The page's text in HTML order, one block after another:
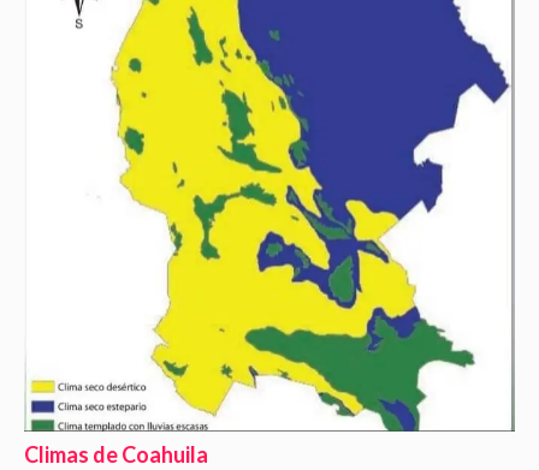
Climas de Coahuila